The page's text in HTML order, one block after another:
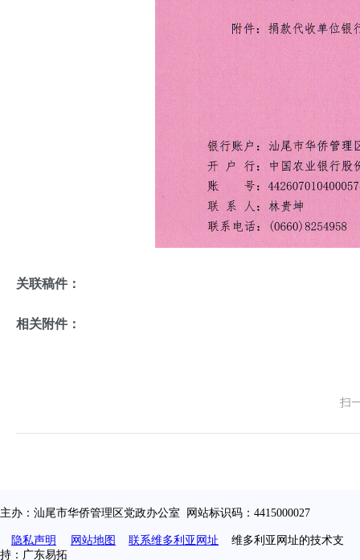
关联稿件：
相关附件：
扫
主办：汕尾市华侨管理区党政办公室 网站标识码：4415000027
隐私声明 网站地图 联系维多利亚网址 维多利亚网址的技术支
持：广东易拓